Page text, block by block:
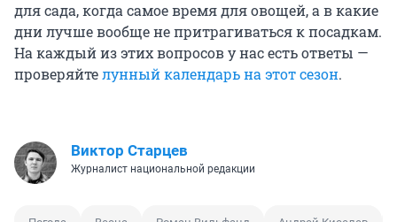
для сада, когда самое время для овощей, а в какие
дни лучше вообще не притрагиваться к посадкам.
На каждый из этих вопросов у нас есть ответы —
проверяйтелунный календарь на этот сезон.
Виктор Старцев
Журналист национальной редакции